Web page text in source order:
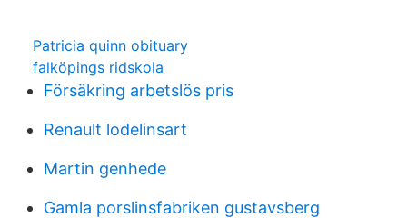
Patricia quinn obituary
falköpings ridskola
Försäkring arbetslös pris
Renault lodelinsart
Martin genhede
Gamla porslinsfabriken gustavsberg